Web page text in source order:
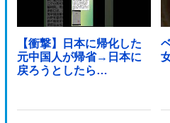
【衝撃】日本に帰化した
元中国人が帰省→日本に
戻ろうとしたら…